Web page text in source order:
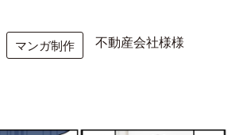
マンガ制作 不動産会社様様